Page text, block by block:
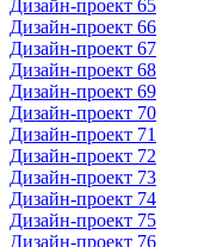
Дизайн-проект 65
Дизайн-проект 66
Дизайн-проект 67
Дизайн-проект 68
Дизайн-проект 69
Дизайн-проект 70
Дизайн-проект 71
Дизайн-проект 72
Дизайн-проект 73
Дизайн-проект 74
Дизайн-проект 75
Дизайн-проект 76